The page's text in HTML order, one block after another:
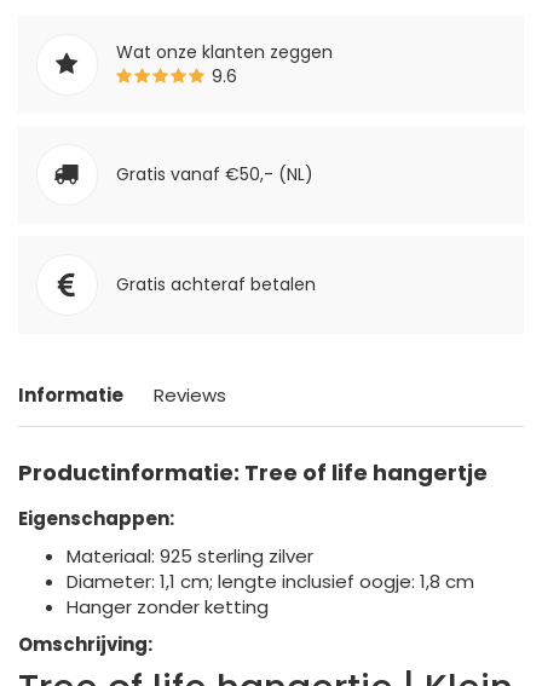
Wat onze klanten zeggen
9.6
Gratis vanaf €50,- (NL)
Gratis achteraf betalen
Informatie Reviews
Productinformatie: Tree of life hangertje
Eigenschappen:
Materiaal: 925 sterling zilver
Diameter: 1,1 cm; lengte inclusief oogje: 1,8 cm
Hanger zonder ketting
Omschrijving: